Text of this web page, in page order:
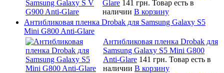
Glare 141 грн. Товар есть в
наличии В корзину
Антибликовая пленка Drobak для Samsung Galaxy S5
Mini G800 Anti-Glare
Антибликовая пленка Drobak для
Samsung Galaxy S5 Mini G800
Anti-Glare 141 грн. Товар есть в
наличии В корзину